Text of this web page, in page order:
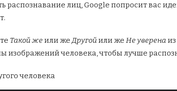
распознавание лиц, Google попросит вас
Такой жеили жеДругой или же Не уверена
изображений человека, чтобы лучше